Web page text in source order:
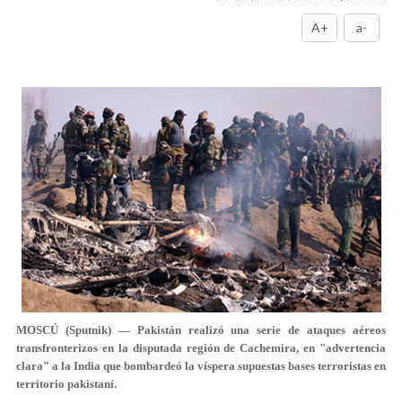
A+ a-
MOSCÚ (Sputnik) — Pakistán realizó una serie de ataques aéreos
transfronterizos en la disputada región de Cachemira, en "advertencia
clara" a la India que bombardeó la víspera supuestas bases terroristas en
territorio pakistaní.